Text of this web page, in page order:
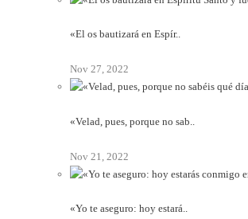
«El os bautizará en Espír..
Nov 27, 2022
«Velad, pues, porque no sab..
Nov 21, 2022
«Yo te aseguro: hoy estará..